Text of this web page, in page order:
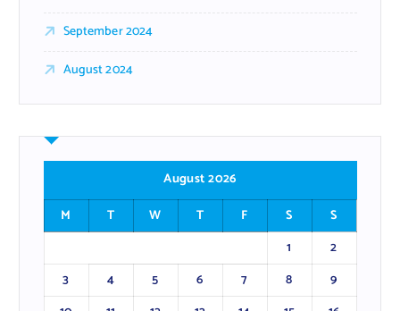
September 2024
August 2024
August 2026
M
T W T F S
S
1
2
3
4 5 6 7 8
9